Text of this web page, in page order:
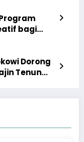
bagi
Dorong
Tenun